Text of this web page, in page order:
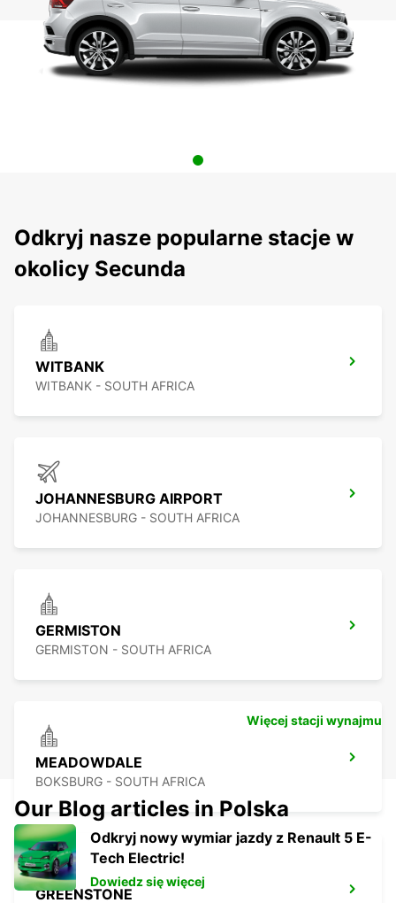
Odkryj nasze popularne stacje w
okolicy Secunda
WITBANK
WITBANK - SOUTH AFRICA
JOHANNESBURG AIRPORT
JOHANNESBURG - SOUTH AFRICA
GERMISTON
GERMISTON - SOUTH AFRICA
MEADOWDALE
BOKSBURG - SOUTH AFRICA
GREENSTONE
Więcej stacji wynajmu
Our Blog articles in Polska
Odkryj nowy wymiar jazdy z Renault 5 E-
Tech Electric!
Dowiedz się więcej